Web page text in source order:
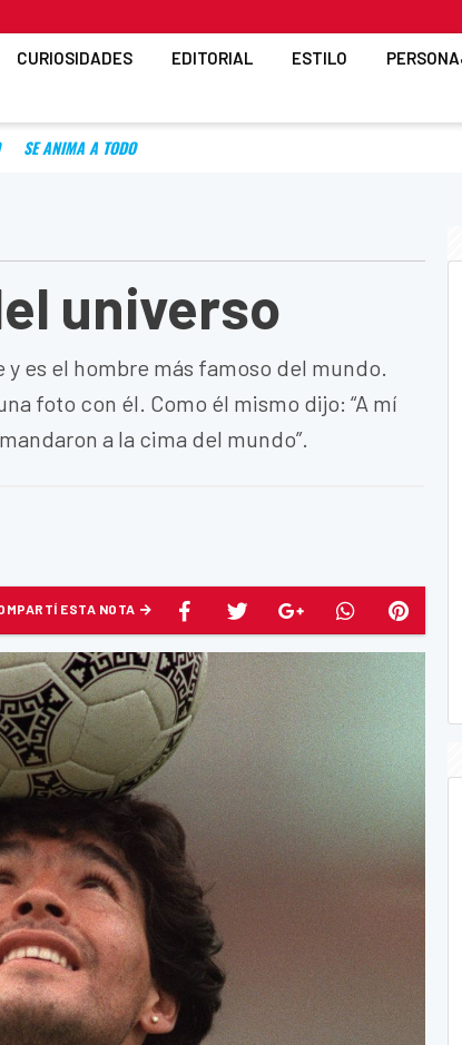
CURIOSIDADES EDITORIAL ESTILO
SE ANIMA A TODO
universo
es el hombre más famoso del mundo.
foto con él. Como él mismo dijo: “A mí
a la cima del mundo”.
ESTA NOTA